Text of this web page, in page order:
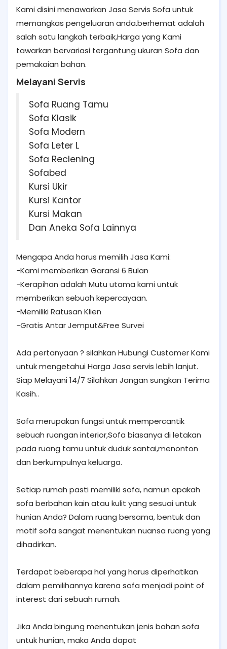
Kami disini menawarkan Jasa Servis Sofa untuk
memangkas pengeluaran anda.berhemat adalah
salah satu langkah terbaik,Harga yang Kami
tawarkan bervariasi tergantung ukuran Sofa dan
pemakaian bahan.
Melayani Servis
Sofa Ruang Tamu
Sofa Klasik
Sofa Modern
Sofa Leter L
Sofa Reclening
Sofabed
Kursi Ukir
Kursi Kantor
Kursi Makan
Dan Aneka Sofa Lainnya
Mengapa Anda harus memilih Jasa Kami:
-Kami memberikan Garansi 6 Bulan
-Kerapihan adalah Mutu utama kami untuk
memberikan sebuah kepercayaan.
-Memiliki Ratusan Klien
-Gratis Antar Jemput&Free Survei
Ada pertanyaan ? silahkan Hubungi Customer Kami
untuk mengetahui Harga Jasa servis lebih lanjut.
Siap Melayani 14/7 Silahkan Jangan sungkan Terima
Kasih..
Sofa merupakan fungsi untuk mempercantik
sebuah ruangan interior,Sofa biasanya di letakan
pada ruang tamu untuk duduk santai,menonton
dan berkumpulnya keluarga.
Setiap rumah pasti memiliki sofa, namun apakah
sofa berbahan kain atau kulit yang sesuai untuk
hunian Anda? Dalam ruang bersama, bentuk dan
motif sofa sangat menentukan nuansa ruang yang
dihadirkan.
Terdapat beberapa hal yang harus diperhatikan
dalam pemilihannya karena sofa menjadi point of
interest dari sebuah rumah.
Jika Anda bingung menentukan jenis bahan sofa
untuk hunian, maka Anda dapat